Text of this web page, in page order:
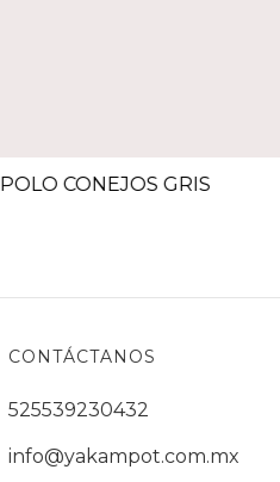
CONEJOS GRIS
CONTÁCTANOS
525539230432
info@yakampot.com.mx